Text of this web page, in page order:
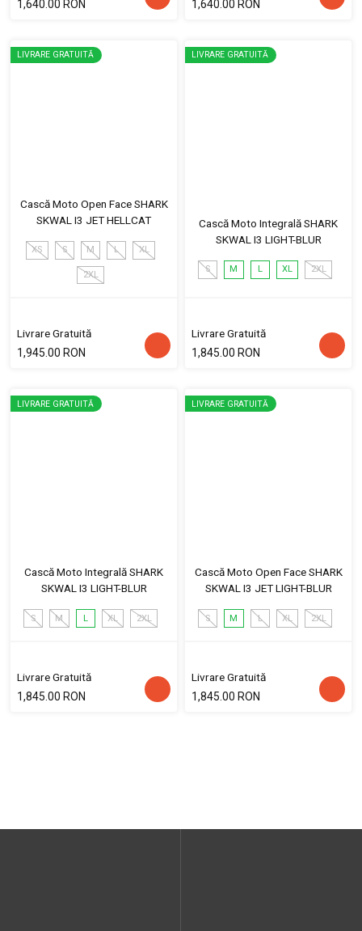
1,640.00 RON 1,640.00 RON
LIVRARE GRATUITĂ
Cască Moto Open Face SHARK
SKWAL I3 JET HELLCAT
XS S M L XL
2XL
Livrare Gratuită
1,945.00 RON
LIVRARE GRATUITĂ
Cască Moto Integrală SHARK
SKWAL I3 LIGHT-BLUR
S M L XL 2XL
Livrare Gratuită
1,845.00 RON
LIVRARE GRATUITĂ
Cască Moto Integrală SHARK
SKWAL I3 LIGHT-BLUR
S M L XL 2XL
Livrare Gratuită
1,845.00 RON
LIVRARE GRATUITĂ
Cască Moto Open Face SHARK
SKWAL I3 JET LIGHT-BLUR
S M L XL 2XL
Livrare Gratuită
1,845.00 RON